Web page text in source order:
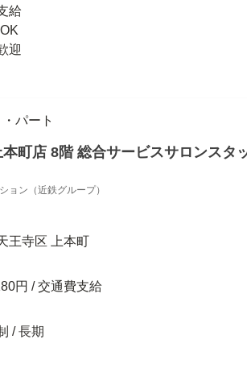
給
迎
パート
町店 8階 総合サービスサロンスタ
ョン（近鉄グループ）
王寺区 上本町
円 / 交通費支給
/ 長期